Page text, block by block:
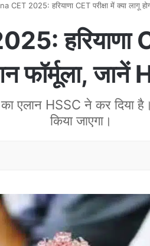
CET 2025: हरियाणा CET परीक्षा में क्या लागू
हरियाणा
फॉर्मूला,
का एलान HSSC ने कर
किया जाएगा।